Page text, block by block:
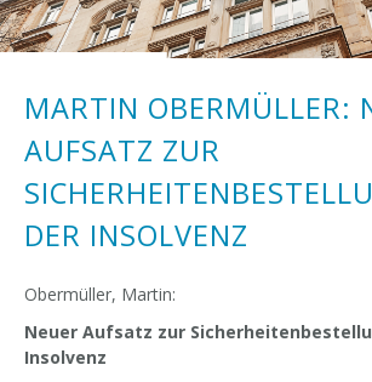
MARTIN OBERMÜLLER:
AUFSATZ ZUR
DER INSOLVENZ
Obermüller, Martin:
Neuer Aufsatz zur
Insolvenz